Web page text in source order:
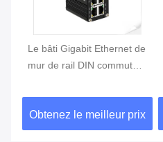
Le bâti Gigabit Ethernet de
mur de rail DIN commutent
Obtenez le meilleur prix